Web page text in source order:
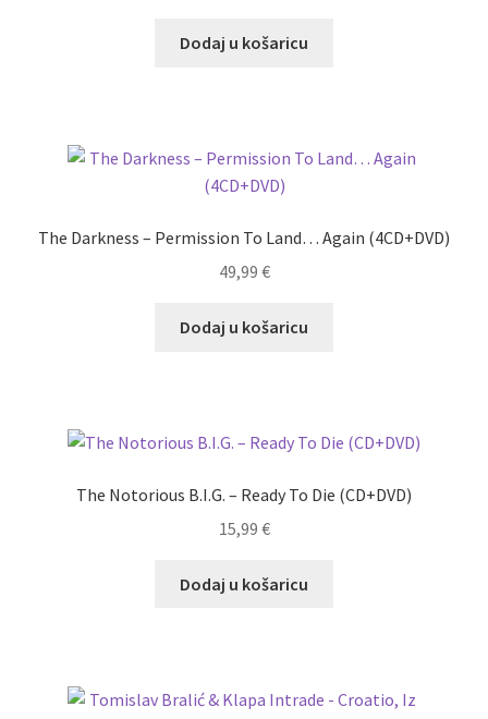
Dodaj u košaricu
The Darkness – Permission To Land… Again (4CD+DVD)
49,99 €
Dodaj u košaricu
The Notorious B.I.G. – Ready To Die (CD+DVD)
15,99 €
Dodaj u košaricu